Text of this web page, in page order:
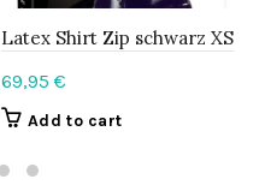
Latex Shirt Zip schwarz XS
69,95 €
Add to cart